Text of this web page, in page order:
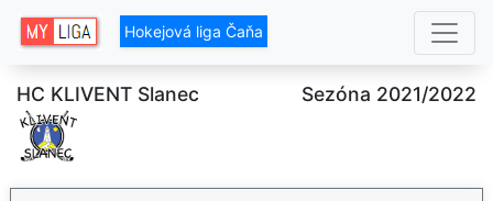
Hokejová liga Čaňa
HC KLIVENT Slanec Sezóna 2021/2022